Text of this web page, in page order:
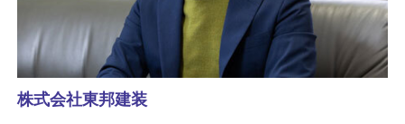
株式会社東邦建装